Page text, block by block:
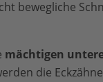
bewegliche
mächtigen
die